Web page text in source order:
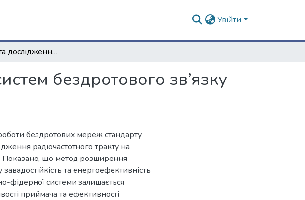
Увійти
Розробка та дослідження антен для систем бездротового зв’язку на основі протоколу LoRa
бездротового зв’язку
бездротових мереж стандарту
радіочастотного тракту на
Показано, що метод розширення
та енергоефективність
фідерної системи залишається
приймача та ефективності